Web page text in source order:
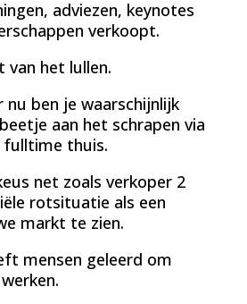
adviezen, keynotes
verkoopt.
van het lullen.
nu ben je waarschijnlijk
aan het schrapen via
thuis.
net zoals verkoper 2
rotsituatie als een
markt te zien.
mensen geleerd om